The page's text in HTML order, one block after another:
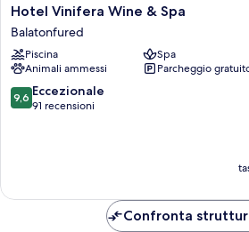
Hotel
Vinifera
Wine
&
Spa
Balatonfured
Hotel Vinifera Wine & Spa
Balatonfured
Piscina
Spa
Animali ammessi
Parcheggio
9.6
su
9,6 Eccezionale
91 recensioni
Confronta